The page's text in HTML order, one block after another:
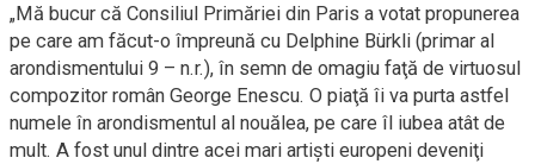
„Mă bucur că Consiliul Primăriei din Paris a votat propunerea
pe care am făcut-o împreună cu Delphine Bürkli (primar al
arondismentului 9 – n.r.), în semn de omagiu faţă de virtuosul
compozitor român George Enescu. O piaţă îi va purta astfel
numele în arondismentul al nouălea, pe care îl iubea atât de
mult. A fost unul dintre acei mari artişti europeni deveniţi